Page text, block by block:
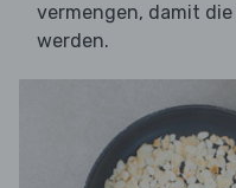
vermengen, damit die
werden.